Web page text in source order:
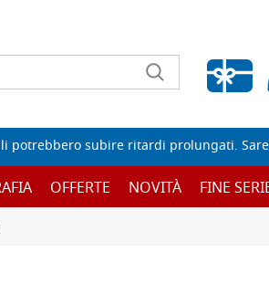
Wishlist vuota
potrebbero subire ritardi prolungati.
OFFERTE NOVITÀ FINE